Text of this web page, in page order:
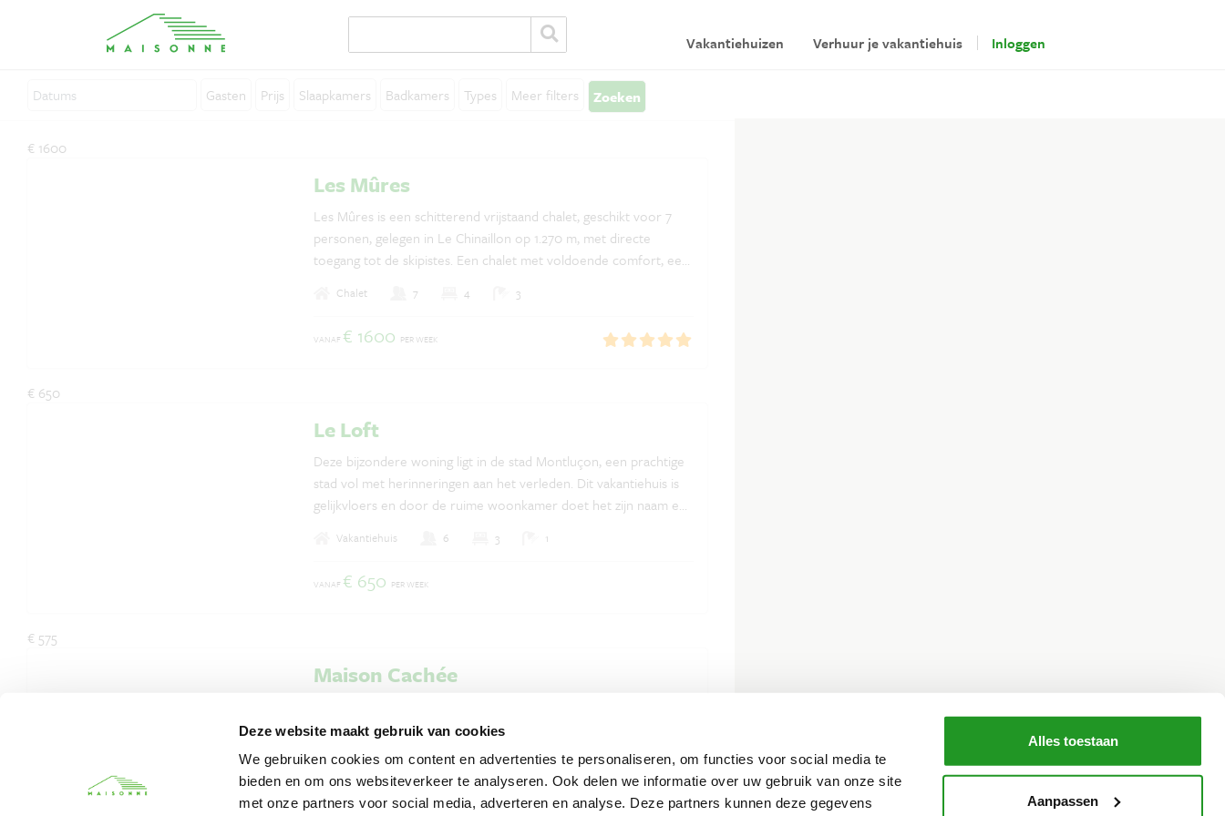
Deze website maakt gebruik van cookies
We gebruiken cookies om content en advertenties te personaliseren, om functies voor social media te
bieden en om ons websiteverkeer te analyseren. Ook delen we informatie over uw gebruik van onze site
met onze partners voor social media, adverteren en analyse. Deze partners kunnen deze gegevens
Alles toestaan
Aanpassen
Vakantiehuizen Verhuur je vakantiehuis Inloggen
Gasten Prijs Slaapkamers Badkamers Types Meer filters Zoeken
€ 1600
Les Mûres
Les Mûres is een schitterend vrijstaand chalet, geschikt voor 7
personen, gelegen in Le Chinaillon op 1.270 m, met directe
toegang tot de skipistes. Een chalet met voldoende comfort, een
uitzicht op bergen en vallei.
Chalet 7 4 3
VANAF € 1600 PER WEEK
€ 650
Le Loft
Deze bijzondere woning ligt in de stad Montluçon, een prachtige
stad vol met herinneringen aan het verleden. Dit vakantiehuis is
gelijkvloers en door de ruime woonkamer doet het zijn naam eer
Vakantiehuis 6 3 1
VANAF € 650 PER WEEK
€ 575
Maison Cachée
voormalige schuur en omgetoverd tot een warme, lichte en
ruime verblijfplaats midden in de natuur van het Massif des
Bauges. De woning biedt veel comfort, grote open ruimtes en
terras met direct contact met de natuur.
Vakantiehuis 7 3 1
Waarom Maisonne?
Algemene voorwaarden
Ontdek Frankrijk
Vakantiehuis huren in Frankrijk
Nederlands Frans